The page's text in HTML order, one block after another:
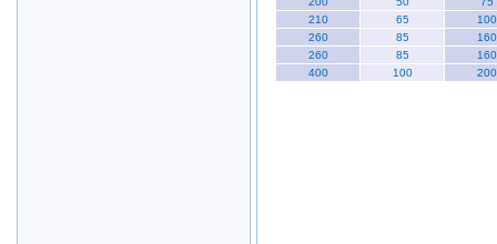
210
65
100
260
85
160
260
85
160
400
100 200